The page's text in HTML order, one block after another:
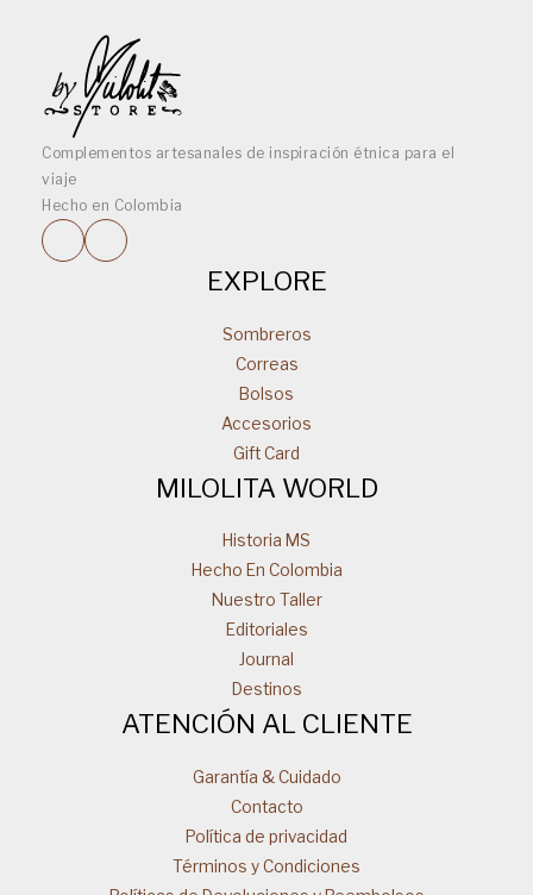
Complementos artesanales de inspiración étnica para el
viaje
Hecho en Colombia
EXPLORE
Sombreros
Correas
Bolsos
Accesorios
Gift Card
MILOLITA WORLD
Historia MS
Hecho En Colombia
Nuestro Taller
Editoriales
Journal
Destinos
ATENCIÓN AL CLIENTE
Garantía & Cuidado
Contacto
Política de privacidad
Términos y Condiciones